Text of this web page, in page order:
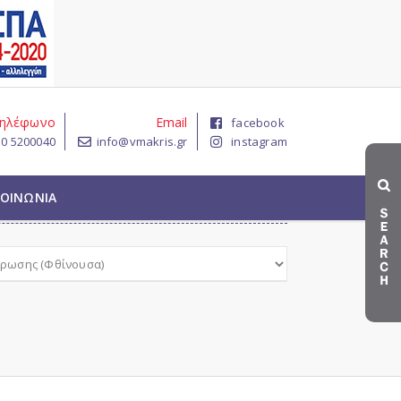
5200040
Email
info@vmakris.gr
facebook
instagram